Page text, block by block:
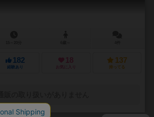
182
経験あり
18
お気に入り
137
持ってる